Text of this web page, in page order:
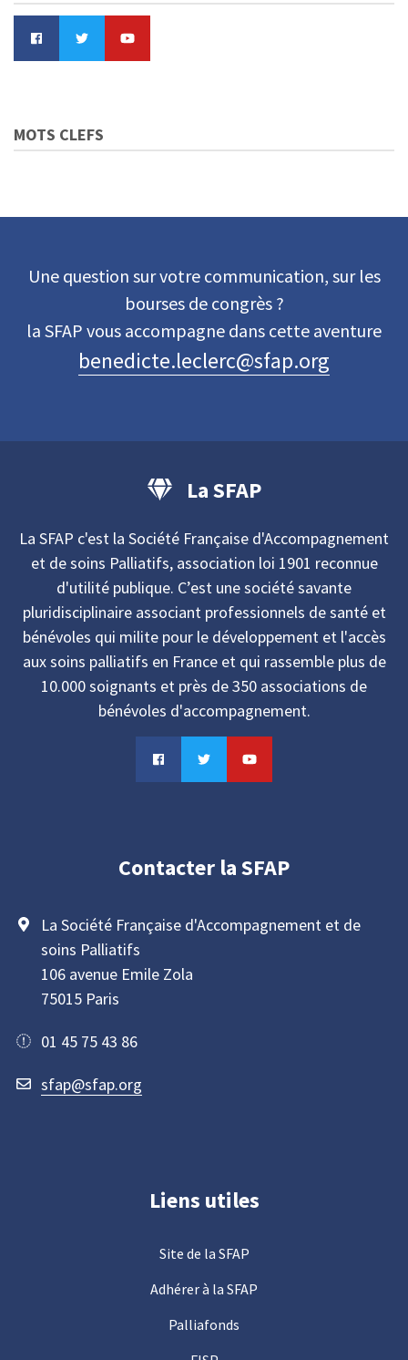
MOTS CLEFS
Une question sur votre communication, sur les
bourses de congrès ?
la SFAP vous accompagne dans cette aventure
benedicte.leclerc@sfap.org
La SFAP
La SFAP c'est la Société Française d'Accompagnement
et de soins Palliatifs, association loi 1901 reconnue
d'utilité publique. C’est une société savante
pluridisciplinaire associant professionnels de santé et
bénévoles qui milite pour le développement et l'accès
aux soins palliatifs en France et qui rassemble plus de
10.000 soignants et près de 350 associations de
bénévoles d'accompagnement.
Contacter la SFAP
La Société Française d'Accompagnement et de
soins Palliatifs
106 avenue Emile Zola
75015 Paris
01 45 75 43 86
sfap@sfap.org
Liens utiles
Site de la SFAP
Adhérer à la SFAP
Palliafonds